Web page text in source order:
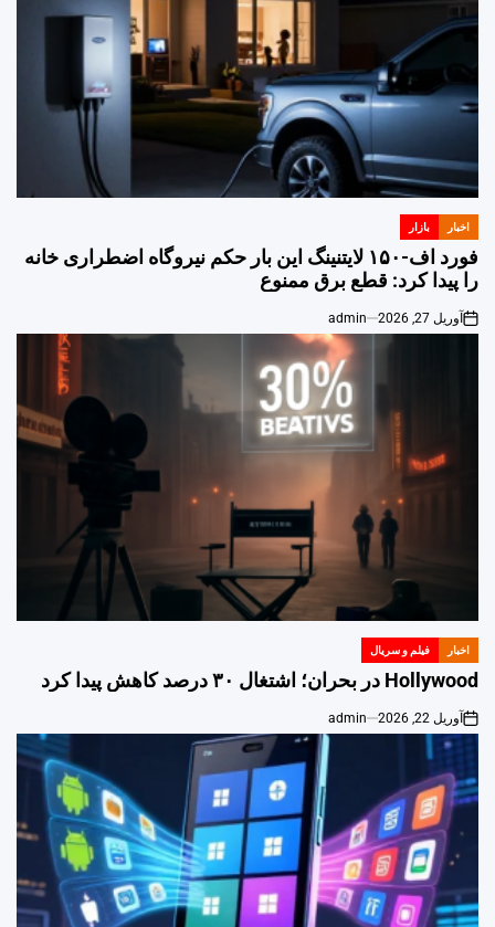
POSTED
IN
اخبار بازار
فورد اف-۱۵۰ لایتنینگ این بار حکم نیروگاه اضطراری خانه
را پیدا کرد: قطع برق ممنوع
on
آوریل 27, 2026 admin
POSTED
IN
اخبار فیلم و سریال
Hollywood در بحران؛ اشتغال ۳۰ درصد کاهش پیدا کرد
آوریل 22, 2026 admin